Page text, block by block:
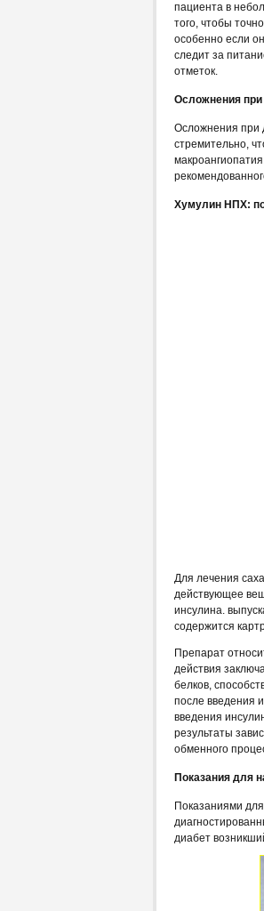
пациента в
того, чтобы
особенно если
следит за
отметок.
Осложнения при
Осложнения при
стремительно,
Хумулин НПХ:
Для лечения
действующее
инсулина.
содержится
Препарат
действия
белков,
после введения
введения
результаты
обменного
Показания для
Показаниями
диабет